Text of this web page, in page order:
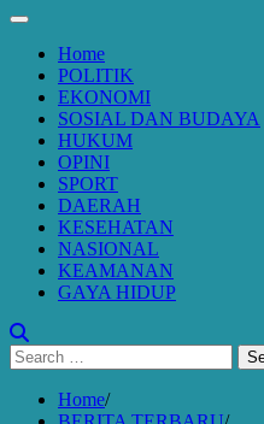
Home
POLITIK
EKONOMI
SOSIAL DAN BUDAYA
HUKUM
OPINI
SPORT
DAERAH
KESEHATAN
NASIONAL
KEAMANAN
GAYA HIDUP
Search
for:
Home